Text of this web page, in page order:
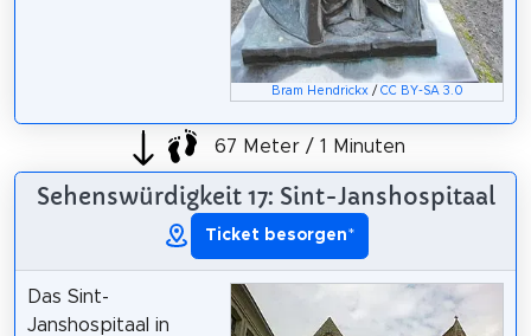
Bram Hendrickx/ CC BY-SA 3.0
67 Meter / 1 Minuten
Sehenswürdigkeit 17: Sint-Janshospitaal
Ticket besorgen*
Das Sint-
Janshospitaal in